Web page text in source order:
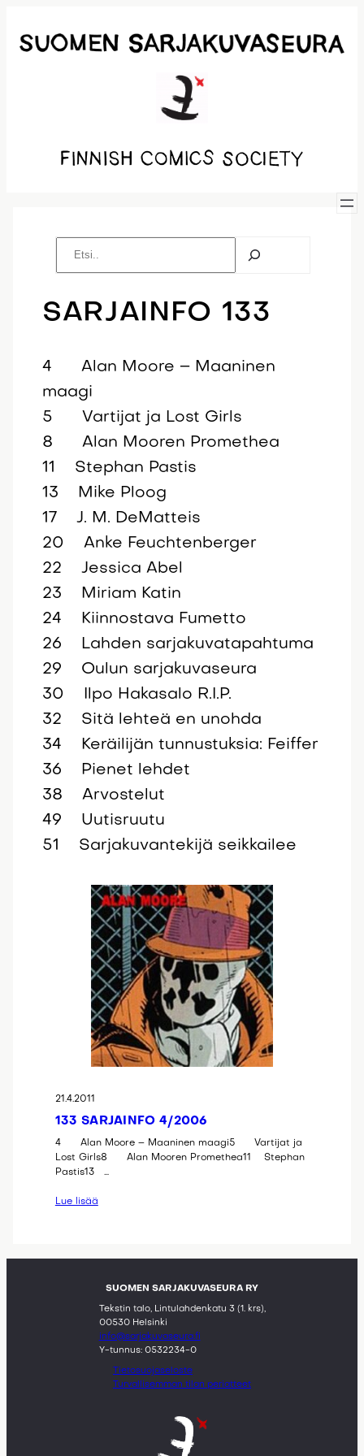
sisältöön
i
SARJAINFO 133
4 Alan Moore – Maaninen
maagi
5 Vartijat ja Lost Girls
8 Alan Mooren Promethea
11 Stephan Pastis
13 Mike Ploog
17 J. M. DeMatteis
20 Anke Feuchtenberger
22 Jessica Abel
23 Miriam Katin
24 Kiinnostava Fumetto
26 Lahden sarjakuvatapahtuma
29 Oulun sarjakuvaseura
30 Ilpo Hakasalo R.I.P.
32 Sitä lehteä en unohda
34 Keräilijän tunnustuksia: Feiffer
36 Pienet lehdet
38 Arvostelut
49 Uutisruutu
51 Sarjakuvantekijä seikkailee
21.4.2011
133 SARJAINFO 4/2006
4 Alan Moore – Maaninen maagi5 Vartijat ja
Lost Girls8 Alan Mooren Promethea11 Stephan
Pastis13 …
Lue lisää
SUOMEN SARJAKUVASEURA RY
Tekstin talo, Lintulahdenkatu 3 (1. krs),
00530 Helsinki
info@sarjakuvaseura.fi
Y-tunnus: 0532234-0
Tietosuojaseloste
Turvallisemman tilan periatteet